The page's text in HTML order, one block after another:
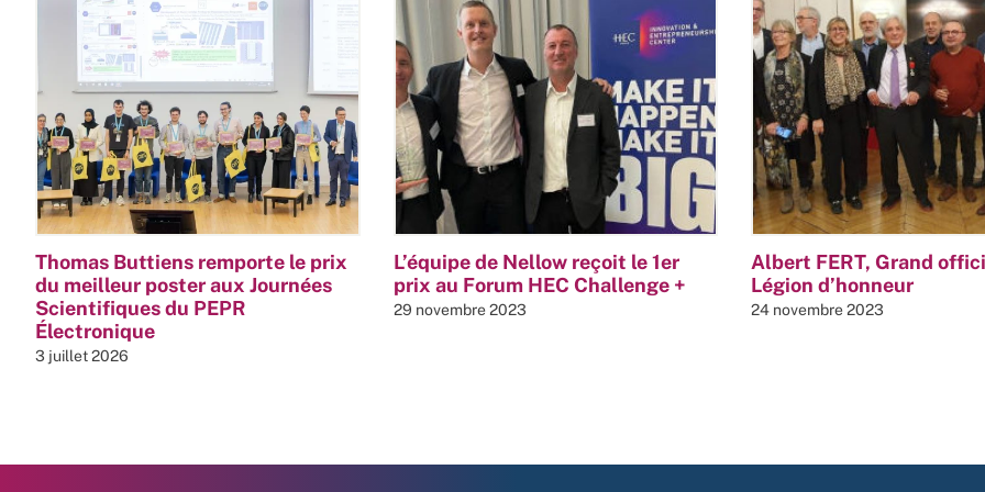
Thomas Buttiens remporte le prix
du meilleur poster aux Journées
Scientifiques du PEPR
Électronique
3 juillet 2026
L’équipe de Nellow reçoit le 1er
prix au Forum HEC Challenge +
29 novembre 2023
Albert FERT, Grand
Légion d’honneur
24 novembre 2023